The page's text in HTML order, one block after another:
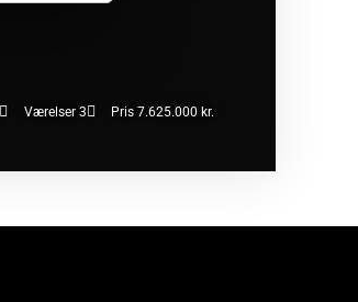
Værelser 3 Pris 7.625.000 kr.